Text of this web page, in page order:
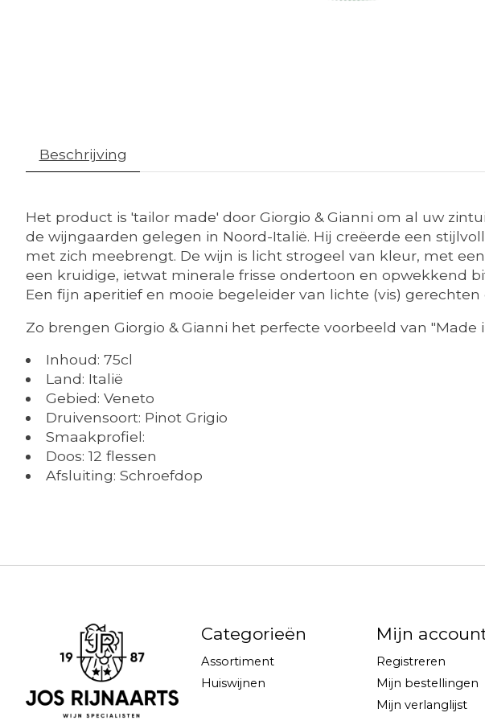
Beschrijving
Het product is 'tailor made' door Giorgio & Gianni om al uw
de wijngaarden gelegen in Noord-Italië. Hij creëerde een
met zich meebrengt. De wijn is licht strogeel van kleur, met
een kruidige, ietwat minerale frisse ondertoon en opwekkend
Een fijn aperitief en mooie begeleider van lichte (vis) gerechten
Zo brengen Giorgio & Gianni het perfecte voorbeeld van "Made
Inhoud: 75cl
Land: Italië
Gebied: Veneto
Druivensoort: Pinot Grigio
Smaakprofiel:
Doos: 12 flessen
Afsluiting: Schroefdop
Categorieën
Assortiment
Huiswijnen
Mijn
Registreren
Mijn bestellingen
Mijn verlanglijst